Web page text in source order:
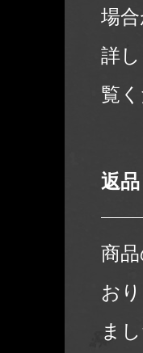
場合
詳
覧く
返
商
お
ま